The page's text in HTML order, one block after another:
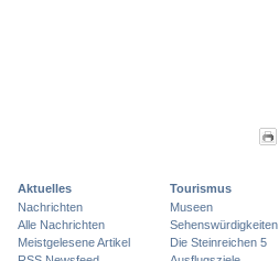
Aktuelles
Nachrichten
Alle Nachrichten
Meistgelesene Artikel
Tourismus
Museen
Sehenswürdigkeiten
Die Steinreichen 5